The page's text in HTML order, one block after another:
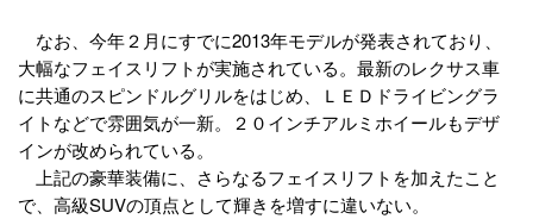
なお、今年２月にすでに2013年モデルが発表されており、
大幅なフェイスリフトが実施されている。最新のレクサス車
に共通のスピンドルグリルをはじめ、ＬＥＤドライビングラ
イトなどで雰囲気が一新。２０インチアルミホイールもデザ
インが改められている。
上記の豪華装備に、さらなるフェイスリフトを加えたこと
で、高級SUVの頂点として輝きを増すに違いない。